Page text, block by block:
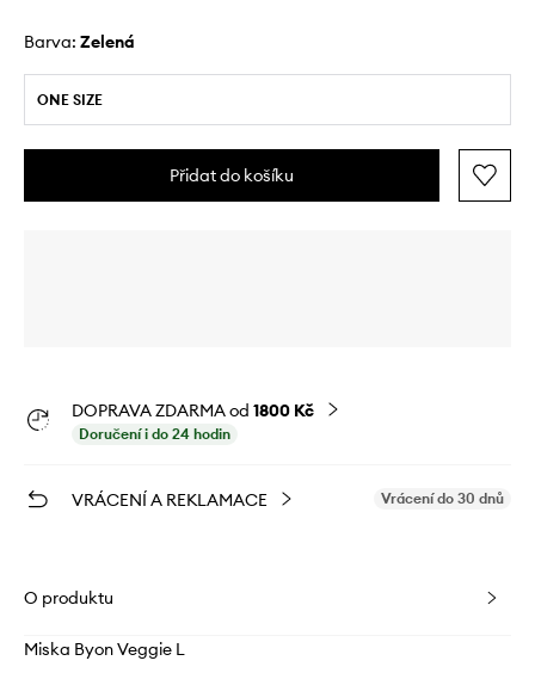
Barva: zelená
ONE SIZE
Přidat do košíku
DOPRAVA ZDARMA od 1800 Kč
Doručení i do 24 hodin
VRÁCENÍ A REKLAMACE Vrácení do 30 dnů
O produktu
Miska Byon Veggie L